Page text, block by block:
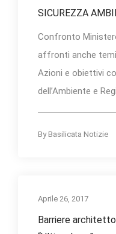
SICUREZZA
Confronto
affronti anche
Azioni e obiettivi
dell’Ambiente e
By Basilicata Notizie
Aprile 26, 2017
Barriere